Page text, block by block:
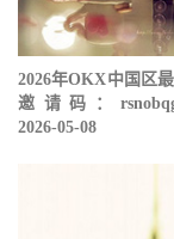
2026年OKX中国区
邀请码：
2026-05-08